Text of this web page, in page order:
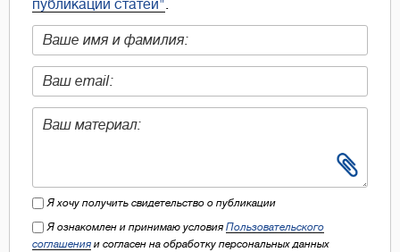
публикации статей".
Я хочу получить свидетельство о публикации
Я ознакомлен и принимаю условия Пользовательского
соглашения и согласен на обработку персональных данных